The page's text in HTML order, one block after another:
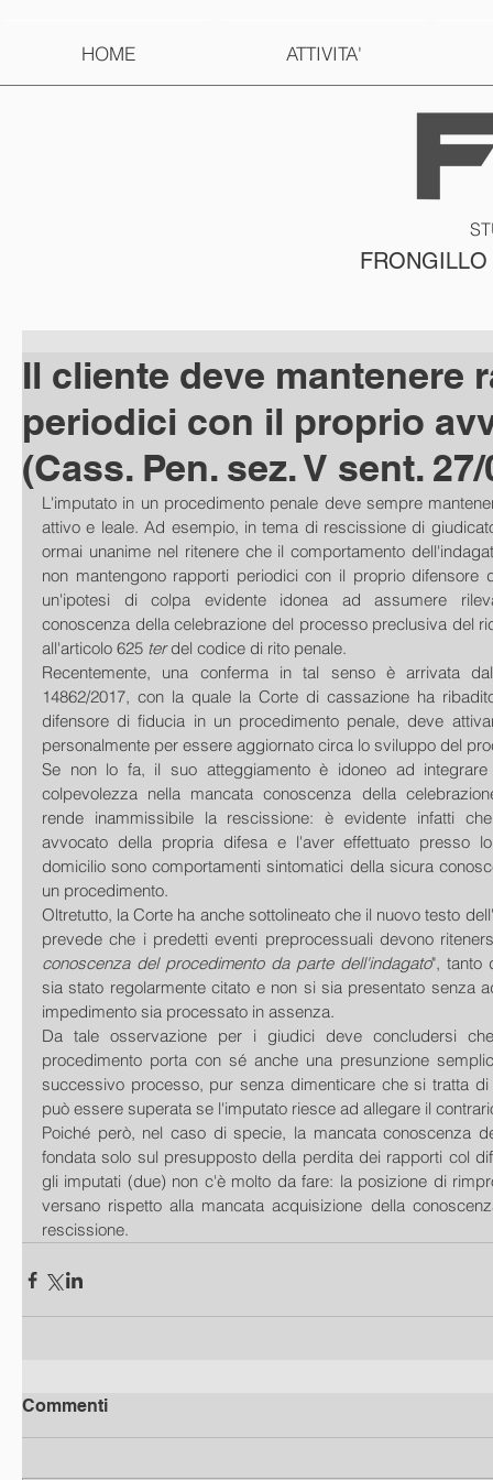
HOME ATTIVITA'
Il cliente deve mantenere
periodici con il proprio
(Cass. Pen. sez. V sent.
L'imputato in un procedimento penale deve sempre
attivo e leale. Ad esempio, in tema di rescissione di
ormai unanime nel ritenere che il comportamento
non mantengono rapporti periodici con il proprio difensore
un'ipotesi di colpa evidente idonea ad assumere
conoscenza della celebrazione del processo preclusiva del
all'articolo 625 ter del codice di rito penale.
Recentemente, una conferma in tal senso è arrivata
14862/2017, con la quale la Corte di cassazione ha
difensore di fiducia in un procedimento penale, deve
personalmente per essere aggiornato circa lo sviluppo del
Se non lo fa, il suo atteggiamento è idoneo ad
colpevolezza nella mancata conoscenza della
rende inammissibile la rescissione: è evidente infatti
avvocato della propria difesa e l'aver effettuato presso
domicilio sono comportamenti sintomatici della sicura
un procedimento.
Oltretutto, la Corte ha anche sottolineato che il nuovo testo
prevede che i predetti eventi preprocessuali devono
conoscenza del procedimento da parte dell'indagato", tanto
sia stato regolarmente citato e non si sia presentato senza
impedimento sia processato in assenza.
Da tale osservazione per i giudici deve concludersi
procedimento porta con sé anche una presunzione
successivo processo, pur senza dimenticare che si tratta
può essere superata se l'imputato riesce ad allegare il
Poiché però, nel caso di specie, la mancata conoscenza
fondata solo sul presupposto della perdita dei rapporti col
gli imputati (due) non c'è molto da fare: la posizione di
versano rispetto alla mancata acquisizione della
rescissione.
Commenti